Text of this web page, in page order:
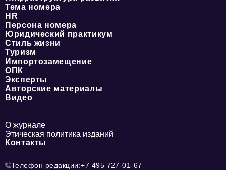
Тема номера
HR
Персона номера
Юридический практикум
Стиль жизни
Туризм
Импортозамещение
ОПК
Эксперты
Авторские материалы
Видео
О журнале
Этическая политика изданий
Контакты
Телефон редакции:+7 495 727-01-67